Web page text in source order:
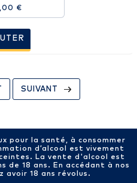
€
SUIVANT
pour la santé, à consommer
d’alcool est vivement
La vente d'alcool est
de 18 ans. En accédant à nos
avoir 18 ans révolus.